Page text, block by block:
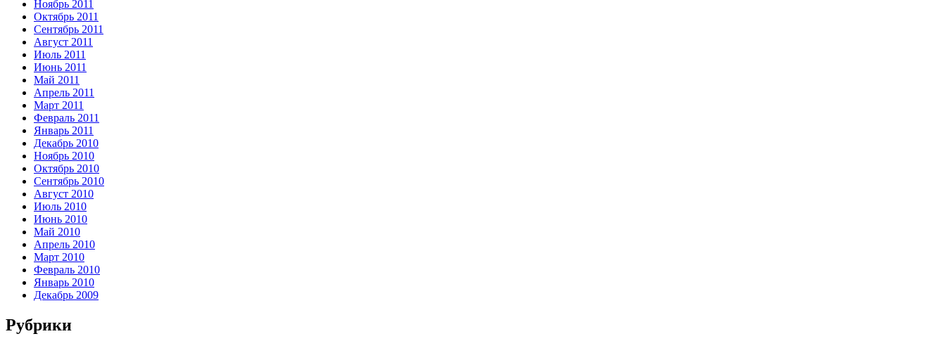
Ноябрь 2011
Октябрь 2011
Сентябрь 2011
Август 2011
Июль 2011
Июнь 2011
Май 2011
Апрель 2011
Март 2011
Февраль 2011
Январь 2011
Декабрь 2010
Ноябрь 2010
Октябрь 2010
Сентябрь 2010
Август 2010
Июль 2010
Июнь 2010
Май 2010
Апрель 2010
Март 2010
Февраль 2010
Январь 2010
Декабрь 2009
Рубрики